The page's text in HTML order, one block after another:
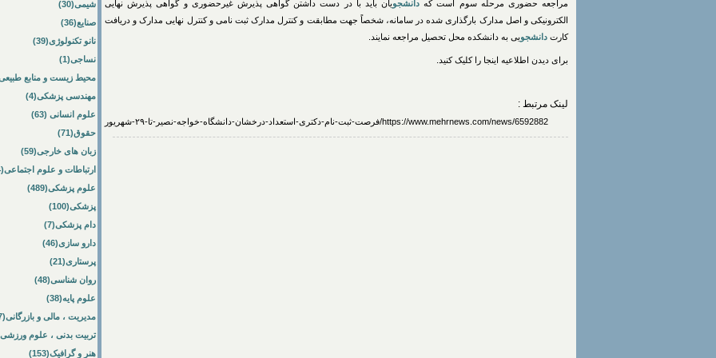
مراجعه حضوری مرحله سوم است کهدانشجویان باید با در دست داشتن گواهی پذیرش غیرحضوری و گواهی پذیرش نهایی
الکترونیکی و اصل مدارک بارگذاری شده در سامانه، شخصاً جهت مطابقت و کنترل مدارک ثبت نامی و کنترل نهایی مدارک و دریافت
کارت دانشجویی به دانشکده محل تحصیل مراجعه نمایند.
برای دیدن اطلاعیه اینجا را کلیک کنید.
لینک مرتبط :
https://www.mehrnews.com/news/6592882/فرصت-ثبت-نام-دکتری-استعداد-درخشان-دانشگاه-خواجه-نصیر-تا-۲۹-شهریور
شیمی(30)
صنایع(36)
نانو تکنولوژی(39)
نساجی(1)
محیط زیست و منابع
مهندسی پزشکی(4)
علوم انسانی (63)
حقوق(71)
زبان های خارجی(59)
ارتباطات و علوم اجتماعی(84)
علوم پزشکی(489)
پزشکی(100)
دام پزشکی(7)
دارو سازی(46)
پرستاری(21)
روان شناسی(48)
علوم پایه(38)
مدیریت ، مالی و بازرگانی(57)
تربیت بدنی ، علوم
هنر و گرافیک(153)